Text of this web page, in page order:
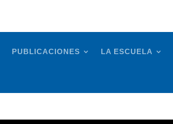
PUBLICACIONES LA ESCUELA